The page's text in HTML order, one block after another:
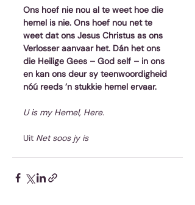
Ons hoef nie nou al te weet hoe die
hemel is nie. Ons hoef nou net te
weet dat ons Jesus Christus as ons
Verlosser aanvaar het. Dán het ons
die Heilige Gees – God self – in ons
en kan ons deur sy teenwoordigheid
nóú reeds ’n stukkie hemel ervaar.
U is my Hemel, Here.
Uit Net soos jy is